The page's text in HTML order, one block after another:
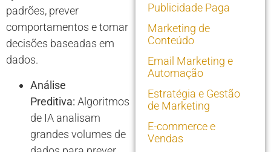
padrões, prever
comportamentos e tomar
decisões baseadas em
dados.
Análise
Preditiva: Algoritmos
de IA analisam
grandes volumes de
Publicidade Paga
Marketing de
Conteúdo
Email Marketing e
Automação
Estratégia e Gestão
de Marketing
E-commerce e
Vendas